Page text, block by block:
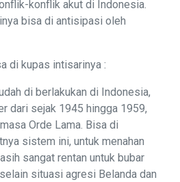
konflik akut di Indonesia.
bisa di antisipasi oleh
di kupas intisarinya :
di berlakukan di Indonesia,
dari sejak 1945 hingga 1959,
Orde Lama. Bisa di
sistem ini, untuk menahan
sangat rentan untuk bubar
situasi agresi Belanda dan